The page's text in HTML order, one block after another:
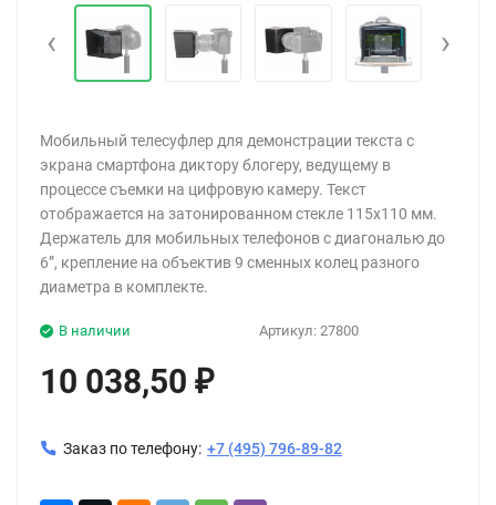
‹ ›
Мобильный телесуфлер для демонстрации текста с
экрана смартфона диктору блогеру, ведущему в
процессе съемки на цифровую камеру. Текст
отображается на затонированном стекле 115х110 мм.
Держатель для мобильных телефонов с диагональю до
6”, крепление на объектив 9 сменных колец разного
диаметра в комплекте.
Артикул: 27800
В наличии
10 038,50 ₽
Заказ по телефону: +7 (495) 796-89-82